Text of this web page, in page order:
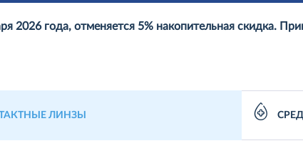
2026 года, отменяется 5% накопительная скидка.
ЛИНЗЫ